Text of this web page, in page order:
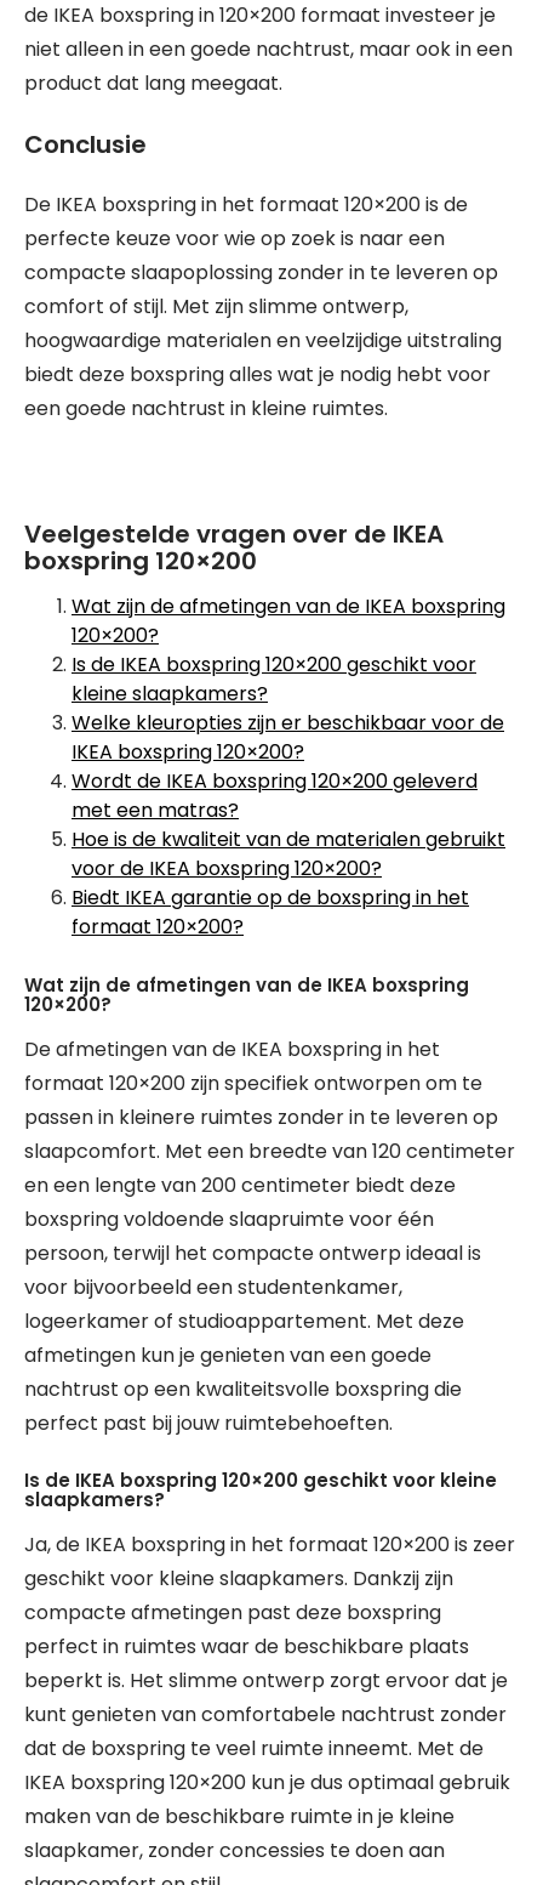
de IKEA boxspring in 120×200 formaat investeer je
niet alleen in een goede nachtrust, maar ook in een
product dat lang meegaat.
Conclusie
De IKEA boxspring in het formaat 120×200 is de
perfecte keuze voor wie op zoek is naar een
compacte slaapoplossing zonder in te leveren op
comfort of stijl. Met zijn slimme ontwerp,
hoogwaardige materialen en veelzijdige uitstraling
biedt deze boxspring alles wat je nodig hebt voor
een goede nachtrust in kleine ruimtes.
Veelgestelde vragen over de IKEA
boxspring 120×200
Wat zijn de afmetingen van de IKEA boxspring
120×200?
Is de IKEA boxspring 120×200 geschikt voor
kleine slaapkamers?
Welke kleuropties zijn er beschikbaar voor de
IKEA boxspring 120×200?
Wordt de IKEA boxspring 120×200 geleverd
met een matras?
Hoe is de kwaliteit van de materialen gebruikt
voor de IKEA boxspring 120×200?
Biedt IKEA garantie op de boxspring in het
formaat 120×200?
Wat zijn de afmetingen van de IKEA boxspring
120×200?
De afmetingen van de IKEA boxspring in het
formaat 120×200 zijn specifiek ontworpen om te
passen in kleinere ruimtes zonder in te leveren op
slaapcomfort. Met een breedte van 120 centimeter
en een lengte van 200 centimeter biedt deze
boxspring voldoende slaapruimte voor één
persoon, terwijl het compacte ontwerp ideaal is
voor bijvoorbeeld een studentenkamer,
logeerkamer of studioappartement. Met deze
afmetingen kun je genieten van een goede
nachtrust op een kwaliteitsvolle boxspring die
perfect past bij jouw ruimtebehoeften.
Is de IKEA boxspring 120×200 geschikt voor kleine
slaapkamers?
Ja, de IKEA boxspring in het formaat 120×200 is zeer
geschikt voor kleine slaapkamers. Dankzij zijn
compacte afmetingen past deze boxspring
perfect in ruimtes waar de beschikbare plaats
beperkt is. Het slimme ontwerp zorgt ervoor dat je
kunt genieten van comfortabele nachtrust zonder
dat de boxspring te veel ruimte inneemt. Met de
IKEA boxspring 120×200 kun je dus optimaal gebruik
maken van de beschikbare ruimte in je kleine
slaapkamer, zonder concessies te doen aan